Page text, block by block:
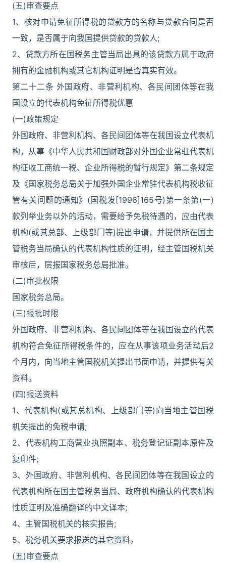
(五)审查要点
1、核对申请免征所得税的贷款方的名称与贷款合同是否
一致，是否属于向我国提供贷款的贷款人;
2、贷款方所在国税务主管当局出具的该贷款方属于政府
拥有的金融机构或其它机构证明是否真实有效。
第二十二条 外国政府、非营利机构、各民间团体等在我
国设立的代表机构免征所得税优惠
(一)政策规定
外国政府、非营利机构、各民间团体等在我国设立代表机
构，从事《中华人民共和国财政部对外国企业常驻代表机
构征收工商统一税、企业所得税的暂行规定》第二条规定
及《国家税务总局关于加强外国企业常驻代表机构税收征
管有关问题的通知》(国税发[1996]165号)第一条第(一)
款列举业务以外的活动，需要给予免税待遇的，应由代表
机构(或其总部、上级部门等)提出申请，并提供所在国主
管税务当局确认的代表机构性质的证明，经主管国税机关
审核后，层报国家税务总局批准。
(二)审批权限
国家税务总局。
(三)报批时限
外国政府、非营利机构、各民间团体等在我国设立的代表
机构符合免征所得税条件的，应在从事该项业务活动后2
个月内，向当地主管国税机关提出书面申请，并提供有关
资料。
(四)报送资料
1、代表机构(或其总机构、上级部门等)向当地主管国税
机关提出的免税申请;
2、代表机构工商营业执照副本、税务登记证副本原件及
复印件;
3、外国政府、非营利机构、各民间团体等在我国设立的
代表机构所在国主管税务当局、政府机构确认的代表机构
性质证明及准确翻译的中文译本;
4、主管国税机关的核实报告;
5、税务机关要求报送的其它资料。
(五)审查要点